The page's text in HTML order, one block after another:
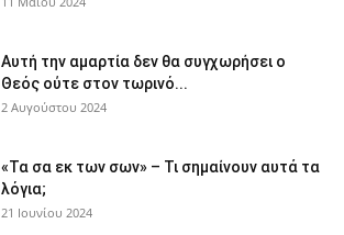
Αυτή την αμαρτία δεν θα συγχωρήσει ο
Θεός ούτε στον τωρινό...
2 Αυγούστου 2024
«Τα σα εκ των σων» – Τι σημαίνουν αυτά τα
λόγια;
21 Ιουνίου 2024